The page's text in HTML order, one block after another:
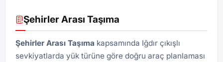
Şehirler Arası Taşıma
Şehirler Arası Taşıma kapsamında Iğdır çıkışlı
sevkiyatlarda yük türüne göre doğru araç planlaması